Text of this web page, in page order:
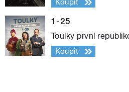
Koupit
1-25
Toulky první
Koupit